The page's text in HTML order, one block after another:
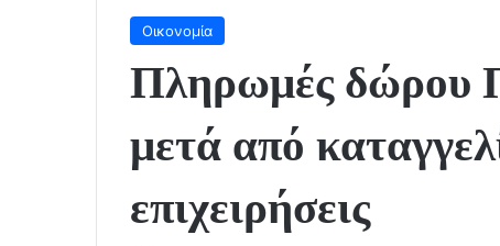
Οικονομία
Πληρωμές δώρου
μετά από
επιχειρήσεις